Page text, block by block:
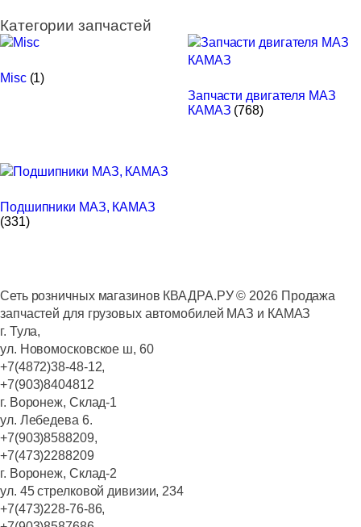
Категории запчастей
Misc (1)
Запчасти двигателя МАЗ
КАМАЗ (768)
Подшипники МАЗ, КАМАЗ
(331)
Сеть розничных магазинов КВАДРА.РУ © 2026Продажа
запчастей для грузовых автомобилей МАЗ и КАМАЗ
г. Тула,
ул. Новомосковское ш, 60
+7(4872)38-48-12,
+7(903)8404812
г. Воронеж, Склад-1
ул. Лебедева 6.
+7(903)8588209,
+7(473)2288209
г. Воронеж, Склад-2
ул. 45 стрелковой дивизии, 234
+7(473)228-76-86,